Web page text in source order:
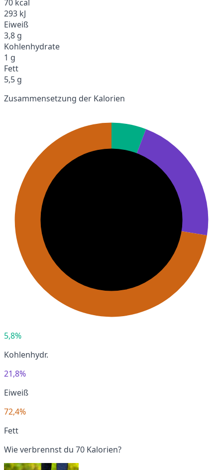
70 kcal
293 kJ
Eiweiß
3,8 g
Kohlenhydrate
1 g
Fett
5,5 g
Zusammensetzung der Kalorien
5,8%
Kohlenhydr.
21,8%
Eiweiß
72,4%
Fett
Wie verbrennst du 70 Kalorien?